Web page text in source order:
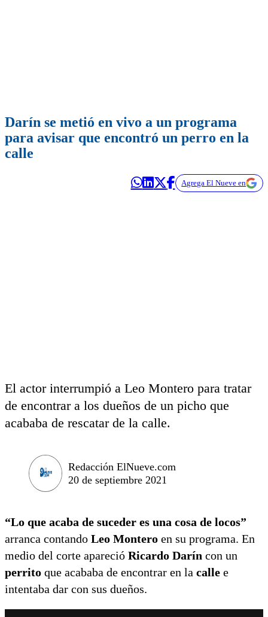
Darín se metió en vivo a un programa
para avisar que encontró un perro en la
calle
Agrega El Nueve en
El actor interrumpió a Leo Montero para tratar
de encontrar a los dueños de un picho que
acababa de rescatar de la calle.
Redacción ElNueve.com
20 de septiembre 2021
“Lo que acaba de suceder es una cosa de locos”
arranca contando Leo Montero en su programa. En
medio del corte apareció Ricardo Darín con un
perrito que acababa de encontrar en la calle e
intentaba dar con sus dueños.